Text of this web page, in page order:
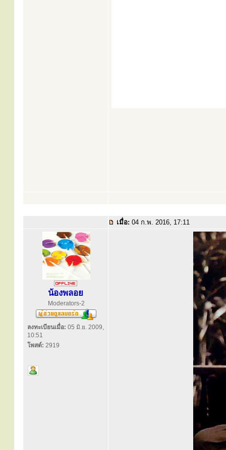
เมื่อ: 04 ก.พ. 2016, 17:11
น้องพลอย
Moderators-2
ลงทะเบียนเมื่อ: 05 มิ.ย. 2009,
10:51
โพสต์: 2919